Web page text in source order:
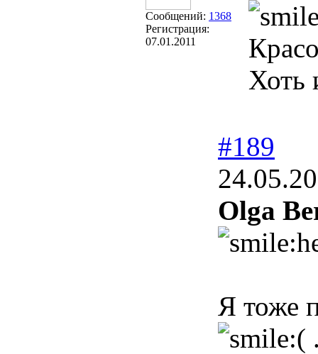
Сообщений: 1368
Регистрация:
07.01.2011
Хоть
#189
Olga
Я тоже